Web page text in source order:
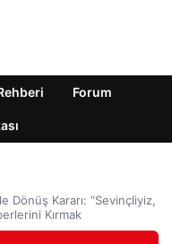
Forum
Dönüş Kararı: “Sevinçliyiz,
Kırmak